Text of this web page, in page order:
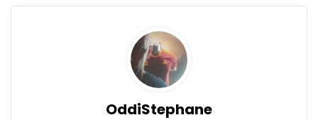
OddiStephane